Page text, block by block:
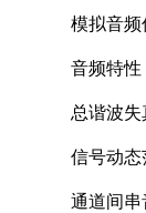
模拟音频
音频特性
总谐波
信号动态
通道间串